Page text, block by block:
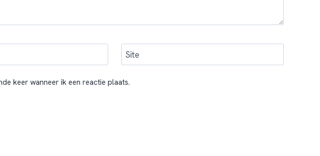
Site
keer wanneer ik een reactie plaats.